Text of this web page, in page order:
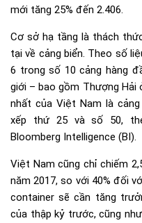
mới tăng 25% đến 2.406.
Cơ sở hạ tầng là thách
tại về cảng biển. Theo số
6 trong số 10 cảng hàng
giới – bao gồm Thượng Hải
nhất của Việt Nam là
xếp thứ 25 và số 50,
Bloomberg Intelligence (BI).
Việt Nam cũng chỉ chiếm
năm 2017, so với 40% đối
container sẽ cần tăng
của thập kỷ trước, cũng